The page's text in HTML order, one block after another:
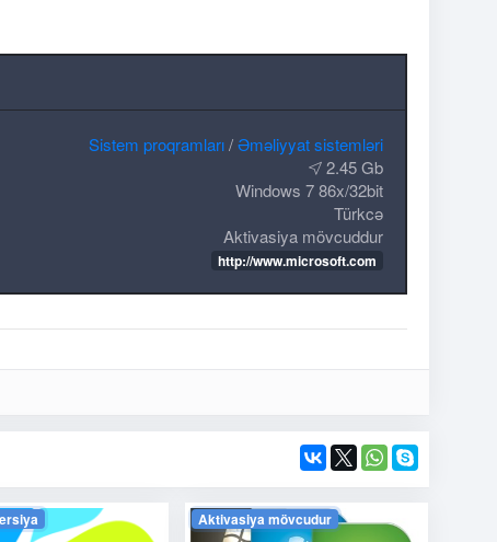
Sistem proqramları/Əməliyyat sistemləri
2.45 Gb
Windows 7 86x/32bit
Türkcə
Aktivasiya mövcuddur
http://www.microsoft.com
Aktivasiya mövcudur